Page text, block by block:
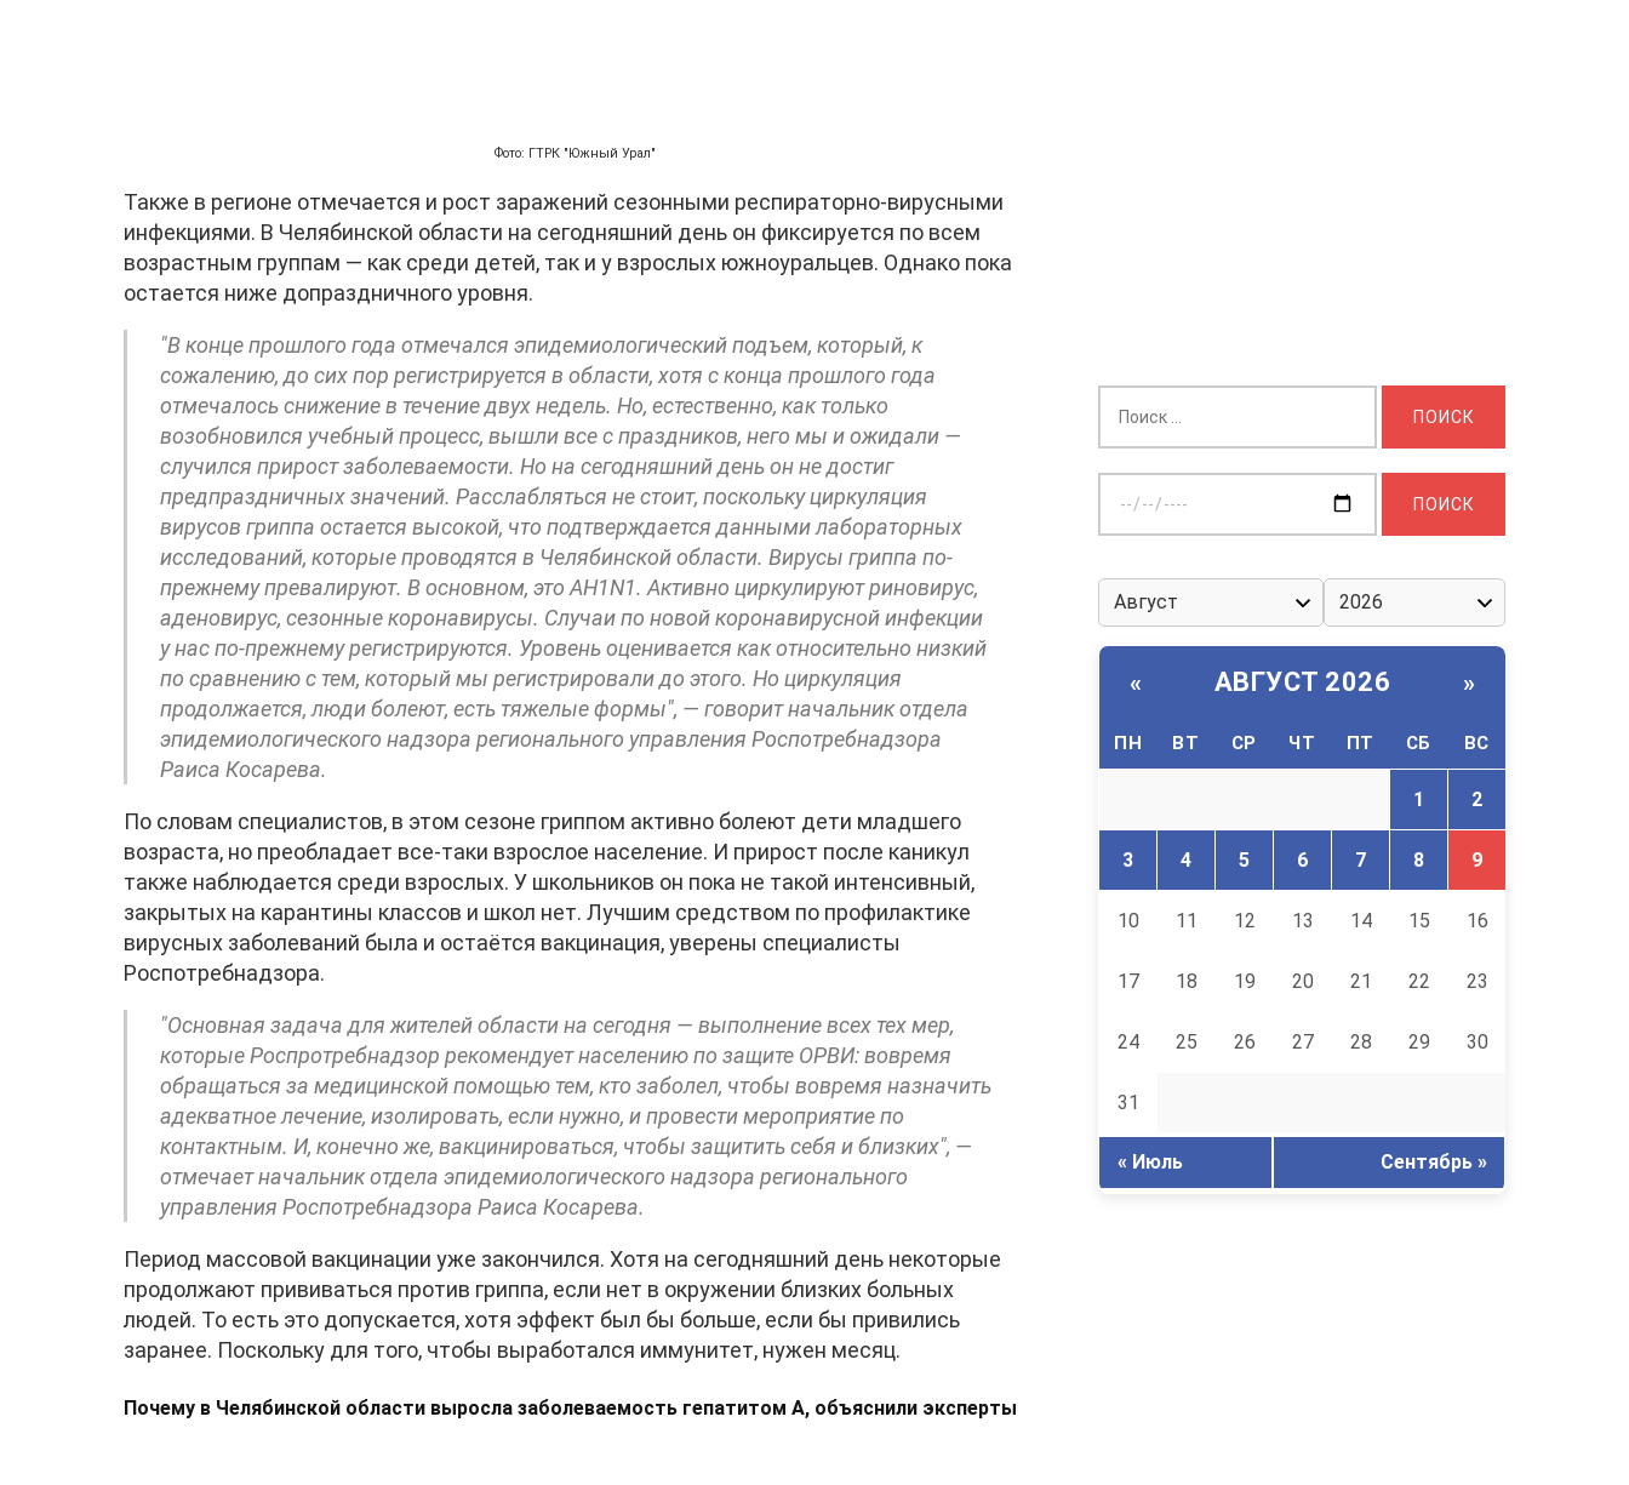
Фото: ГТРК "Южный Урал"
Также в регионе отмечается и рост заражений сезонными респираторно-вирусными
инфекциями. В Челябинской области на сегодняшний день он фиксируется по всем
возрастным группам — как среди детей, так и у взрослых южноуральцев. Однако пока
остается ниже допраздничного уровня.
"В конце прошлого года отмечался эпидемиологический подъем, который, к
сожалению, до сих пор регистрируется в области, хотя с конца прошлого года
отмечалось снижение в течение двух недель. Но, естественно, как только
возобновился учебный процесс, вышли все с праздников, него мы и ожидали —
случился прирост заболеваемости. Но на сегодняшний день он не достиг
предпраздничных значений. Расслабляться не стоит, поскольку циркуляция
вирусов гриппа остается высокой, что подтверждается данными лабораторных
исследований, которые проводятся в Челябинской области. Вирусы гриппа по-
прежнему превалируют. В основном, это AH1N1. Активно циркулируют риновирус,
аденовирус, сезонные коронавирусы. Случаи по новой коронавирусной инфекции
у нас по-прежнему регистрируются. Уровень оценивается как относительно низкий
по сравнению с тем, который мы регистрировали до этого. Но циркуляция
продолжается, люди болеют, есть тяжелые формы", — говорит начальник отдела
эпидемиологического надзора регионального управления Роспотребнадзора
Раиса Косарева.
По словам специалистов, в этом сезоне гриппом активно болеют дети младшего
возраста, но преобладает все-таки взрослое население. И прирост после каникул
также наблюдается среди взрослых. У школьников он пока не такой интенсивный,
закрытых на карантины классов и школ нет. Лучшим средством по профилактике
вирусных заболеваний была и остаётся вакцинация, уверены специалисты
Роспотребнадзора.
"Основная задача для жителей области на сегодня — выполнение всех тех мер,
которые Роспротребнадзор рекомендует населению по защите ОРВИ: вовремя
обращаться за медицинской помощью тем, кто заболел, чтобы вовремя назначить
адекватное лечение, изолировать, если нужно, и провести мероприятие по
контактным. И, конечно же, вакцинироваться, чтобы защитить себя и близких", —
отмечает начальник отдела эпидемиологического надзора регионального
управления Роспотребнадзора Раиса Косарева.
Период массовой вакцинации уже закончился. Хотя на сегодняшний день некоторые
продолжают прививаться против гриппа, если нет в окружении близких больных
людей. То есть это допускается, хотя эффект был бы больше, если бы привились
заранее. Поскольку для того, чтобы выработался иммунитет, нужен месяц.
Почему в Челябинской области выросла заболеваемость гепатитом А, объяснили эксперты
дату:
« АВГУСТ 2026 »
ПН ВТ СР ЧТ ПТ СБ ВС
1 2
3 4 5 6 7 8 9
10 11 12 13 14 15 16
17 18 19 20 21 22 23
24 25 26 27 28 29 30
31
« Июль Сентябрь »